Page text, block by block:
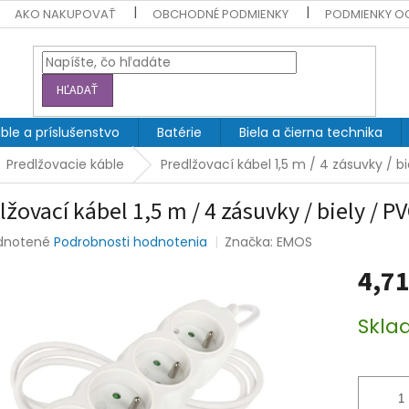
AKO NAKUPOVAŤ OBCHODNÉ PODMIENKY PODMIENKY
HĽADAŤ
a príslušenstvo Batérie Biela a čierna technika
Predlžovacie káble Predlžovací kábel 1,5 m / 4 zásuvky /
kábel 1,5 m / 4 zásuvky / biely /
Podrobnosti hodnotenia Značka:EMOS
cena: